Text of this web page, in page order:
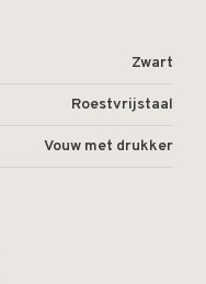
Zwart
Roestvrijstaal
Vouw met drukker